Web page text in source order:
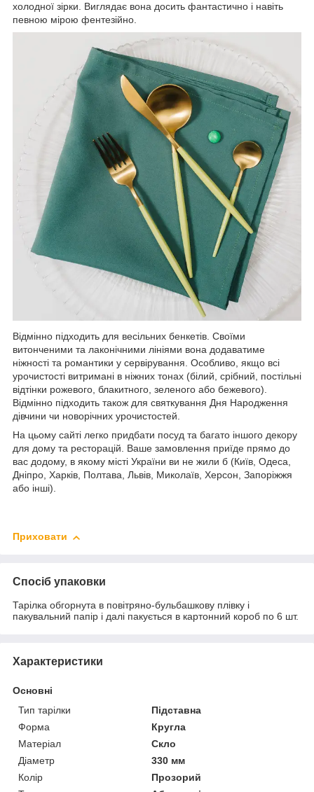
холодної зірки. Виглядає вона досить фантастично і навіть
певною мірою фентезійно.
Відмінно підходить для весільних бенкетів. Своїми
витонченими та лаконічними лініями вона додаватиме
ніжності та романтики у сервірування. Особливо, якщо всі
урочистості витримані в ніжних тонах (білий, срібний, постільні
відтінки рожевого, блакитного, зеленого або бежевого).
Відмінно підходить також для святкування Дня Народження
дівчини чи новорічних урочистостей.
На цьому сайті легко придбати посуд та багато іншого декору
для дому та ресторацій. Ваше замовлення приїде прямо до
вас додому, в якому місті України ви не жили б (Київ, Одеса,
Дніпро, Харків, Полтава, Львів, Миколаїв, Херсон, Запоріжжя
або інші).
Приховати
Спосіб упаковки
Тарілка обгорнута в повітряно-бульбашкову плівку і
пакувальний папір і далі пакується в картонний короб по 6 шт.
Характеристики
Основні
Тип тарілки
Підставна
Форма
Кругла
Матеріал
Скло
Діаметр
330 мм
Колір
Прозорий